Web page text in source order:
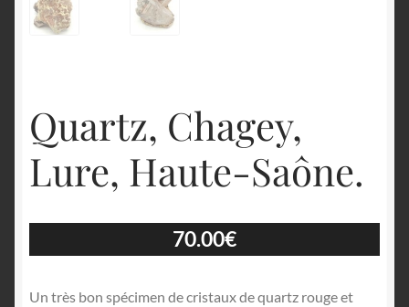
Quartz, Chagey,
Lure, Haute-Saône.
70.00€
Un très bon spécimen de cristaux de quartz rouge et